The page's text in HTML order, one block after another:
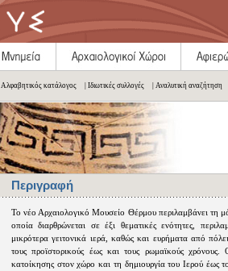
| Αλφαβητικός κατάλογος | Ιδιωτικές συλλογές | Αναλυτική αναζήτηση
Περιγραφή
Το νέο Αρχαιολογικό Μουσείο Θέρμου περιλαμβάνει τη
οποία διαρθρώνεται σε έξι θεματικές ενότητες,
μικρότερα γειτονικά ιερά, καθώς και ευρήματα από
τους προϊστορικούς έως και τους ρωμαϊκούς
κατοίκησης στον χώρο και τη δημιουργία του Ιερού έως